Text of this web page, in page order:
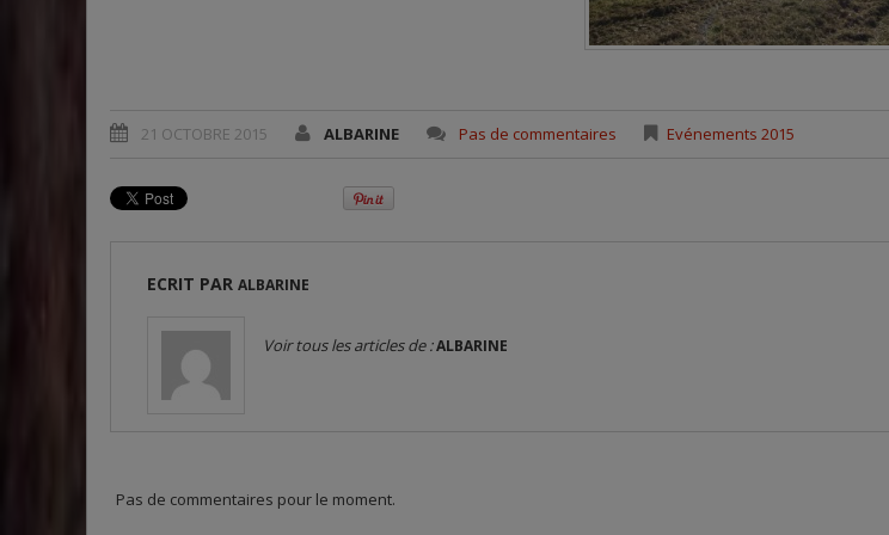
21 OCTOBRE 2015 ALBARINE Pas de commentaires Evénements 2015
ECRIT PAR ALBARINE
Voir tous les articles de :ALBARINE
Pas de commentaires pour le moment.